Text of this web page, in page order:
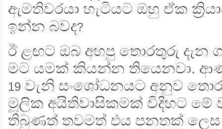
ඇමතිවරයා හැටියට ඔහු ඒක
ඉන්න බවද?
ඊ ළඟට ඔබ අහපු තොරතුරු දැන
මට යමක් කියන්න තියෙනවා.
19 වැනි සංශෝධනයට අනුව
මූලික අයිතිවාසිකමක් විදිහට මේ
තිබුණත් තවමත් එය පනතක් ලෙස